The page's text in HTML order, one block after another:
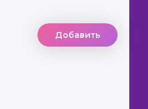
Добавить